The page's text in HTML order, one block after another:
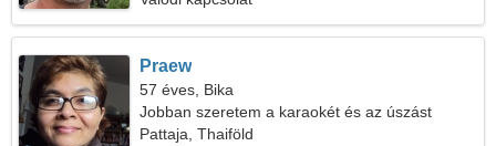
Praew
57 éves, Bika
Jobban szeretem a karaokét és az úszást
Pattaja, Thaiföld